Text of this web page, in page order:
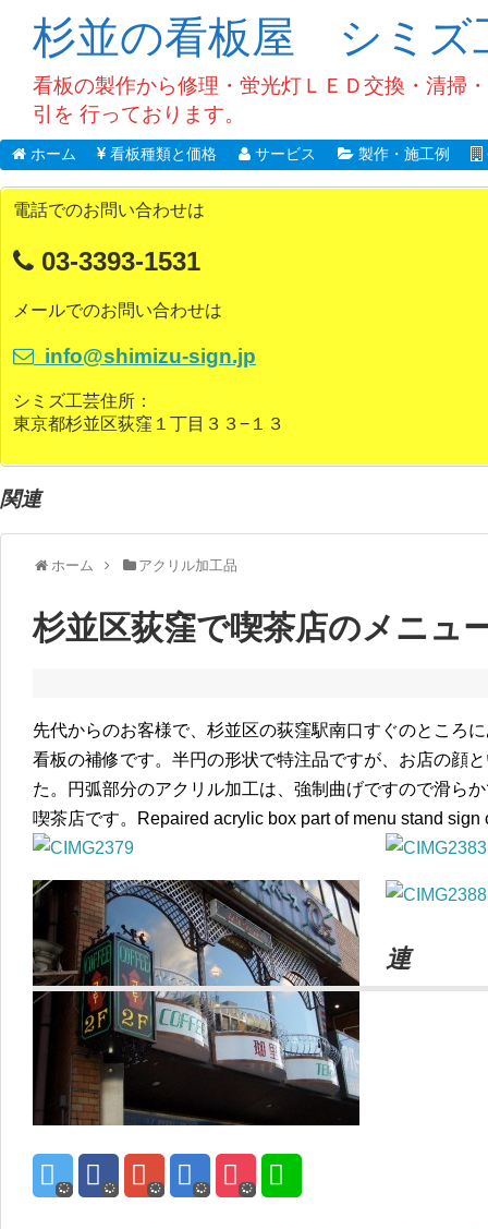
杉並の看板屋 シミズ
看板の製作から修理・蛍光灯ＬＥＤ交換・清掃
引を 行っております。
ホーム 看板種類と価格 サービス 製作・施工例
電話でのお問い合わせは
03-3393-1531
メールでのお問い合わせは
info@shimizu-sign.jp
シミズ工芸住所：
東京都杉並区荻窪１丁目３３−１３
関連
ホーム アクリル加工品
杉並区荻窪で喫茶店のメニュ
先代からのお客様で、杉並区の荻窪駅南口すぐのところ
看板の補修です。半円の形状で特注品ですが、お店の顔
た。円弧部分のアクリル加工は、強制曲げですので滑ら
喫茶店です。Repaired acrylic box part of menu stand sign
連